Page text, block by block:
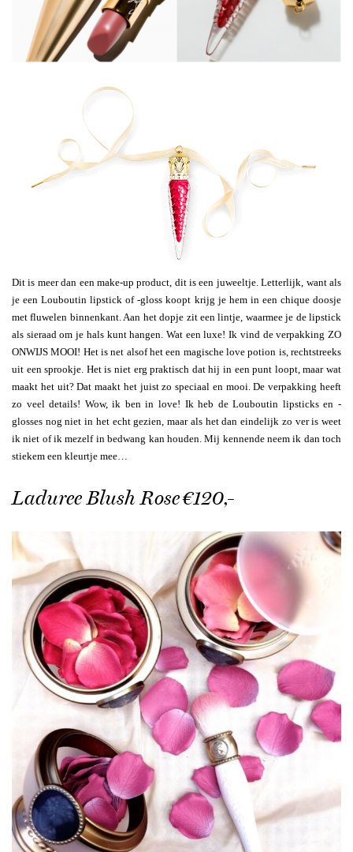
Dit is meer dan een make-up product, dit is een juweeltje. Letterlijk, want als
je een Louboutin lipstick of -gloss koopt krijg je hem in een chique doosje
met fluwelen binnenkant. Aan het dopje zit een lintje, waarmee je de lipstick
als sieraad om je hals kunt hangen. Wat een luxe! Ik vind de verpakking ZO
ONWIJS MOOI! Het is net alsof het een magische love potion is, rechtstreeks
uit een sprookje. Het is niet erg praktisch dat hij in een punt loopt, maar wat
maakt het uit? Dat maakt het juist zo speciaal en mooi. De verpakking heeft
zo veel details! Wow, ik ben in love! Ik heb de Louboutin lipsticks en -
glosses nog niet in het echt gezien, maar als het dan eindelijk zo ver is weet
ik niet of ik mezelf in bedwang kan houden. Mij kennende neem ik dan toch
stiekem een kleurtje mee…
Laduree Blush Rose €120,-